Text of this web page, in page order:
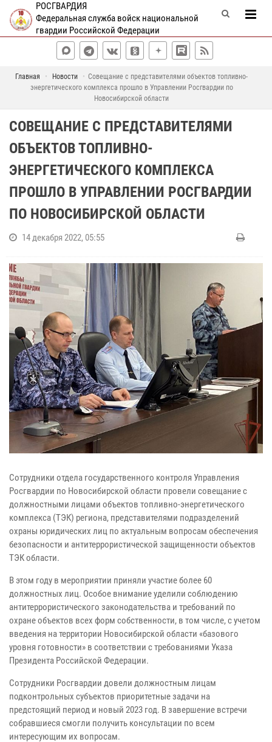
РОСГВАРДИЯ
Федеральная служба войск национальной
гвардии Российской Федерации
Главная Новости
Совещание с представителями объектов топливно-
энергетического комплекса прошло в Управлении Росгвардии по
Новосибирской области
СОВЕЩАНИЕ С ПРЕДСТАВИТЕЛЯМИ
ОБЪЕКТОВ ТОПЛИВНО-
ЭНЕРГЕТИЧЕСКОГО КОМПЛЕКСА
ПРОШЛО В УПРАВЛЕНИИ РОСГВАРДИИ
ПО НОВОСИБИРСКОЙ ОБЛАСТИ
14 декабря 2022, 05:55
Сотрудники отдела государственного контроля Управления
Росгвардии по Новосибирской области провели совещание с
должностными лицами объектов топливно-энергетического
комплекса (ТЭК) региона, представителями подразделений
охраны юридических лиц по актуальным вопросам обеспечения
безопасности и антитеррористической защищенности объектов
ТЭК области.
В этом году в мероприятии приняли участие более 60
должностных лиц. Особое внимание уделили соблюдению
антитеррористического законодательства и требований по
охране объектов всех форм собственности, в том числе, с учетом
введения на территории Новосибирской области «базового
уровня готовности» в соответствии с требованиями Указа
Президента Российской Федерации.
Сотрудники Росгвардии довели должностным лицам
подконтрольных субъектов приоритетные задачи на
предстоящий период и новый 2023 год. В завершение встречи
собравшиеся смогли получить консультации по всем
интересующим их вопросам.